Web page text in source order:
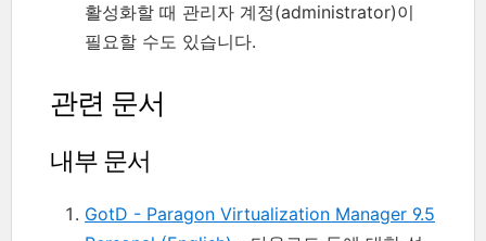
활성화할 때 관리자 계정(administrator)이
필요할 수도 있습니다.
관련 문서
내부 문서
GotD - Paragon Virtualization Manager 9.5